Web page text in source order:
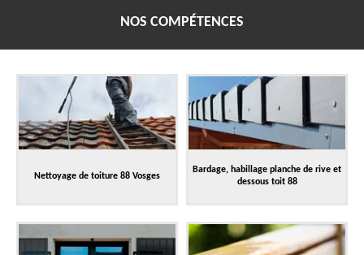
NOS COMPÉTENCES
Nettoyage de toiture 88 Vosges
Bardage, habillage planche de rive et
dessous toit 88